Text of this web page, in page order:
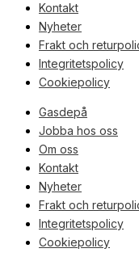
Kontakt
Nyheter
Frakt och
Integritetspolicy
Cookiepolicy
Gasdepå
Jobba hos oss
Om oss
Kontakt
Nyheter
Frakt och
Integritetspolicy
Cookiepolicy